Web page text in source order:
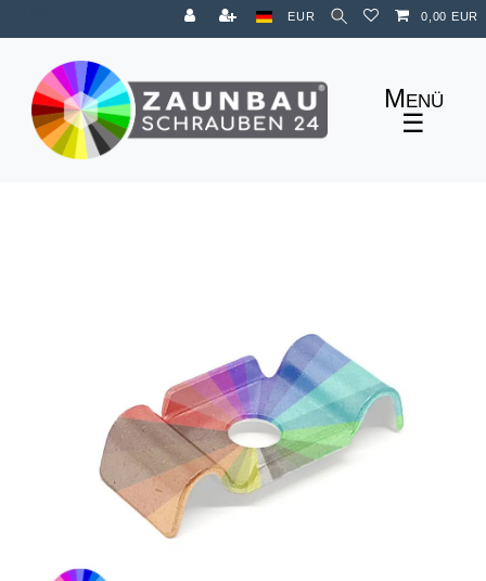
EUR 0,00 EUR
☰